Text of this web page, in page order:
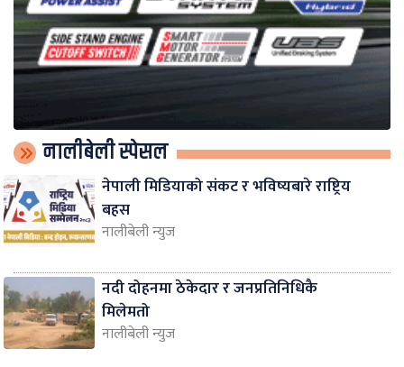
नालीबेली स्पेसल
नेपाली मिडियाको संकट र भविष्यबारे राष्ट्रिय
बहस
नालीबेली न्युज
नदी दोहनमा ठेकेदार र जनप्रतिनिधिकै
मिलेमतो
नालीबेली न्युज